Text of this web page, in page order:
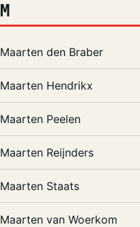
M
Maarten den Braber
Maarten Hendrikx
Maarten Peelen
Maarten Reijnders
Maarten Staats
Maarten van Woerkom